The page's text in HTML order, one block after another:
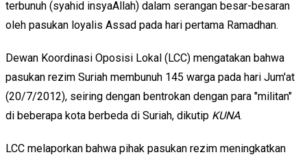
terbunuh (syahid insyaAllah) dalam serangan besar-besaran
oleh pasukan loyalis Assad pada hari pertama Ramadhan.
Dewan Koordinasi Oposisi Lokal (LCC) mengatakan bahwa
pasukan rezim Suriah membunuh 145 warga pada hari Jum'at
(20/7/2012), seiring dengan bentrokan dengan para "militan"
di beberapa kota berbeda di Suriah, dikutip KUNA.
LCC melaporkan bahwa pihak pasukan rezim meningkatkan